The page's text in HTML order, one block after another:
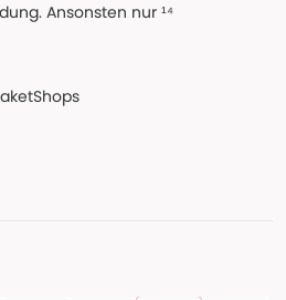
Ansonsten nur ¹⁴